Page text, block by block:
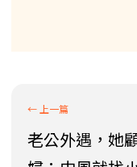
老公外遇，她